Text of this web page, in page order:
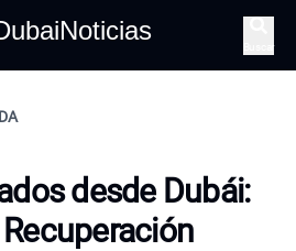
desde Dubái: